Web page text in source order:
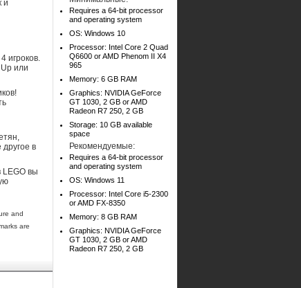
и
игроков.
или
в
вы
and
are
Requires a 64-bit processor
and operating system
OS: Windows 10
Processor: Intel Core 2 Quad
Q6600 or AMD Phenom II X4
965
Memory: 6 GB RAM
Graphics: NVIDIA GeForce
GT 1030, 2 GB or AMD
Radeon R7 250, 2 GB
Storage: 10 GB available
space
Рекомендуемые:
Requires a 64-bit processor
and operating system
OS: Windows 11
Processor: Intel Core i5-2300
or AMD FX-8350
Memory: 8 GB RAM
Graphics: NVIDIA GeForce
GT 1030, 2 GB or AMD
Radeon R7 250, 2 GB